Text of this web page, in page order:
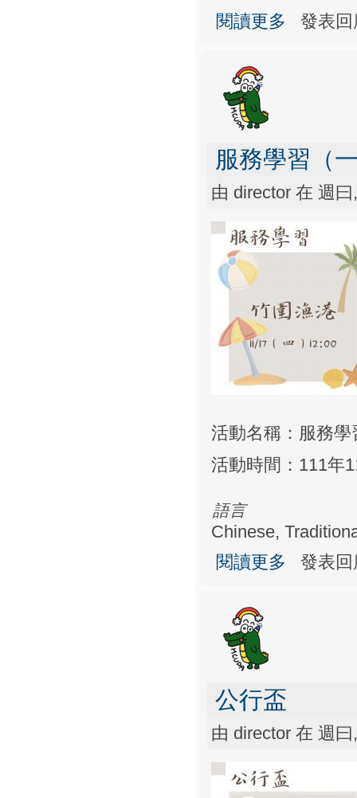
閱讀更多
關於66校慶啦啦
發表
服務學習（
由 director在 週曰
活動名稱：服務學
活動時間：111年
語言
Chinese,
閱讀更多
關於服務學習（
發表
公行盃
由 director在 週曰